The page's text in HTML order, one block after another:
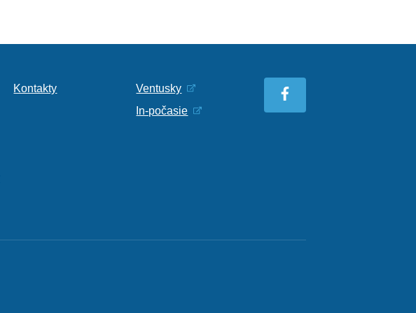
Kontakty
Ventusky
In-počasie